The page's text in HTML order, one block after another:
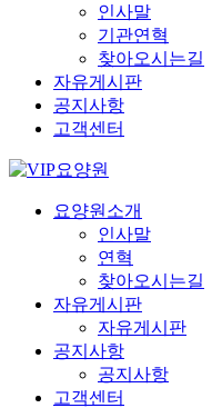
인사말
기관연혁
찾아오시는길
자유게시판
공지사항
고객센터
요양원소개
인사말
연혁
찾아오시는길
자유게시판
자유게시판
공지사항
공지사항
고객센터